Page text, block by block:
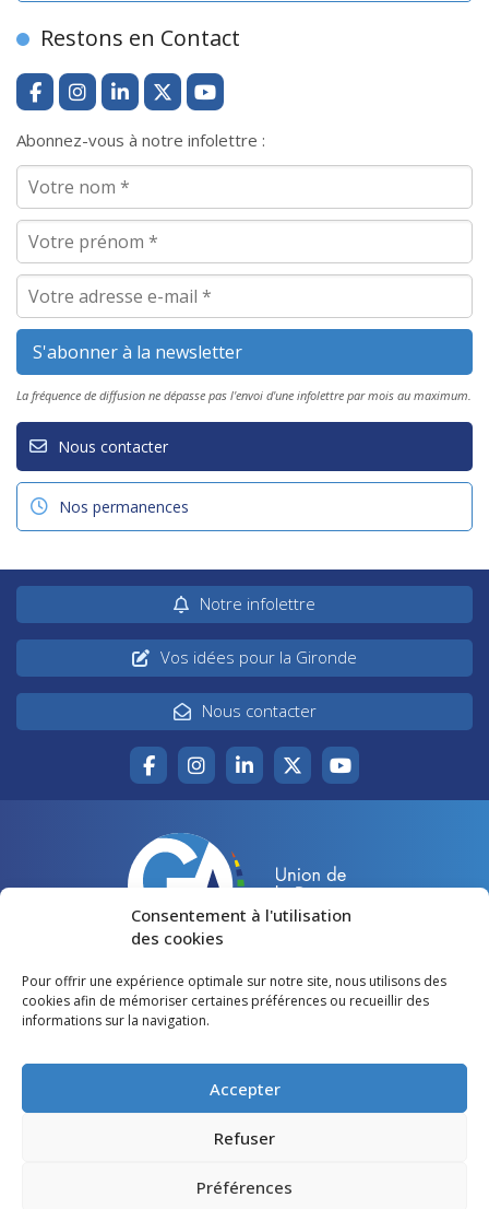
Consentement à l'utilisation
des cookies
Pour offrir une expérience optimale sur notre site, nous utilisons des
cookies afin de mémoriser certaines préférences ou recueillir des
informations sur la navigation.
Accepter
Refuser
Préférences
Restons en Contact
Abonnez-vous à notre infolettre :
La fréquence de diffusion ne dépasse pas l'envoi d'une infolettre par mois au maximum.
Nous contacter
Nos permanences
Notre infolettre
Vos idées pour la Gironde
Nous contacter
Accueil
Votre canton
Lire et voir
Agir pour la Gironde
Restons en contact
Mentions légales